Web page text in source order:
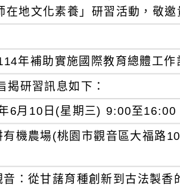
地文化素養」研習活動，敬
年補助實施國際教育總體工作
揭研習訊息如下：
6月10日(星期三) 9:00至16:00
有機農場(桃園市觀音區大福路
音：從甘藷育種創新到古法製